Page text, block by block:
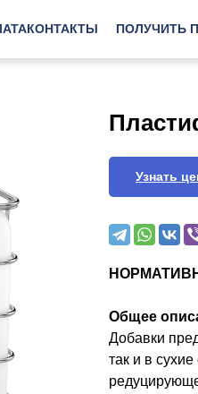
КОНТАКТЫ ПОЛУЧИТЬ
Узнать
Общее
Добавки
так и в